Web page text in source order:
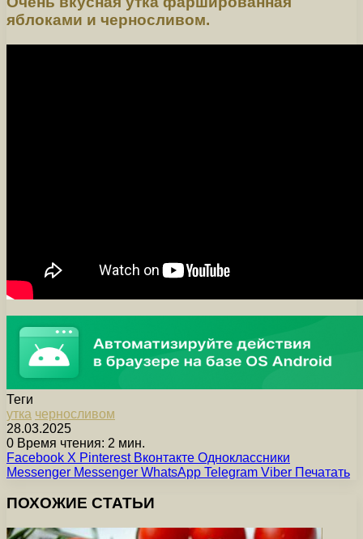
яблоками и черносливом.
Теги
утка черносливом
28.03.2025
0 Время чтения: 2 мин.
Facebook X Pinterest Вконтакте Одноклассники
Messenger Messenger WhatsApp Telegram Viber Печатать
ПОХОЖИЕ СТАТЬИ